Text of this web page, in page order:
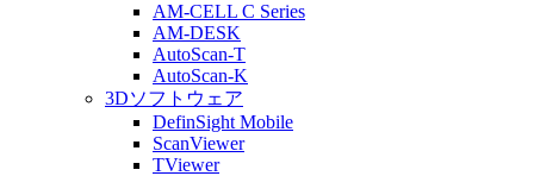
AM-CELL C Series
AM-DESK
AutoScan-T
AutoScan-K
3Dソフトウェア
DefinSight Mobile
ScanViewer
TViewer